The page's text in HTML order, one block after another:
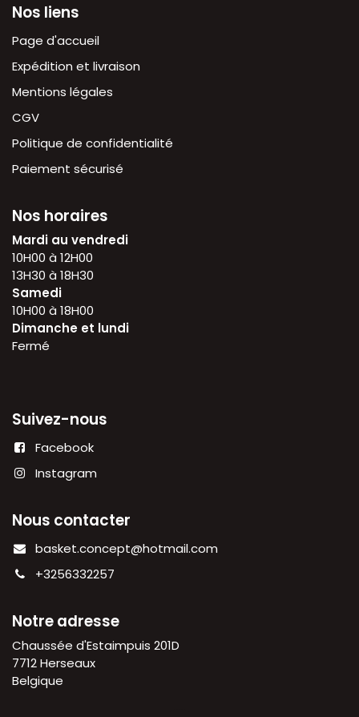
Nos liens
Page d'accueil
Expédition et livraison
Mentions légales
CGV
Politique de confidentialité
Paiement sécurisé
Nos horaires
Mardi au vendredi
10H00 à 12H00
13H30 à 18H30
Samedi
10H00 à 18H00
Dimanche et lundi
Fermé
Suivez-nous
Facebook
Instagram
Nous contacter
basket.concept@hotmail.com
+3256332257
Notre adresse
Chaussée d'Estaimpuis 201D
7712 Herseaux
Belgique